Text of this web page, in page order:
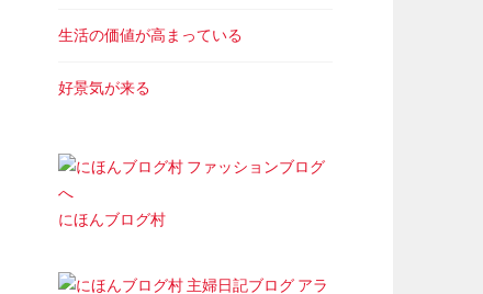
生活の価値が高まっている
好景気が来る
にほんブログ村